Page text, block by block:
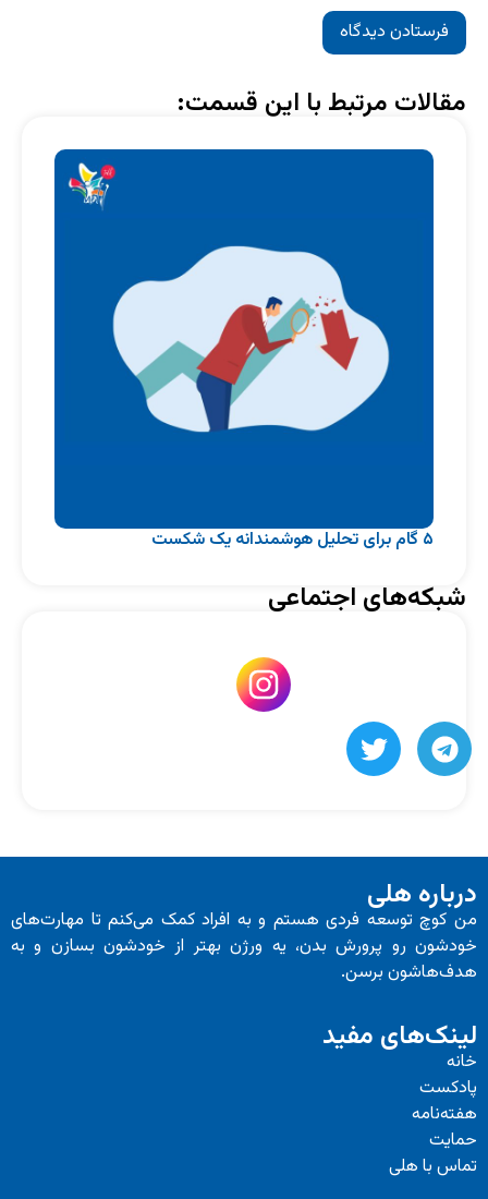
مقالات مرتبط با این قسمت:
۵ گام برای تحلیل هوشمندانه یک شکست
شبکه‌های اجتماعی
درباره هلی
من کوچ توسعه فردی هستم و به افراد کمک می‌کنم تا مهارت‌های
خودشون رو پرورش بدن، یه ورژن بهتر از خودشون بسازن و به
هدف‌هاشون برسن.
لینک‌های مفید
خانه
پادکست
هفته‌نامه
حمایت
تماس با هلی